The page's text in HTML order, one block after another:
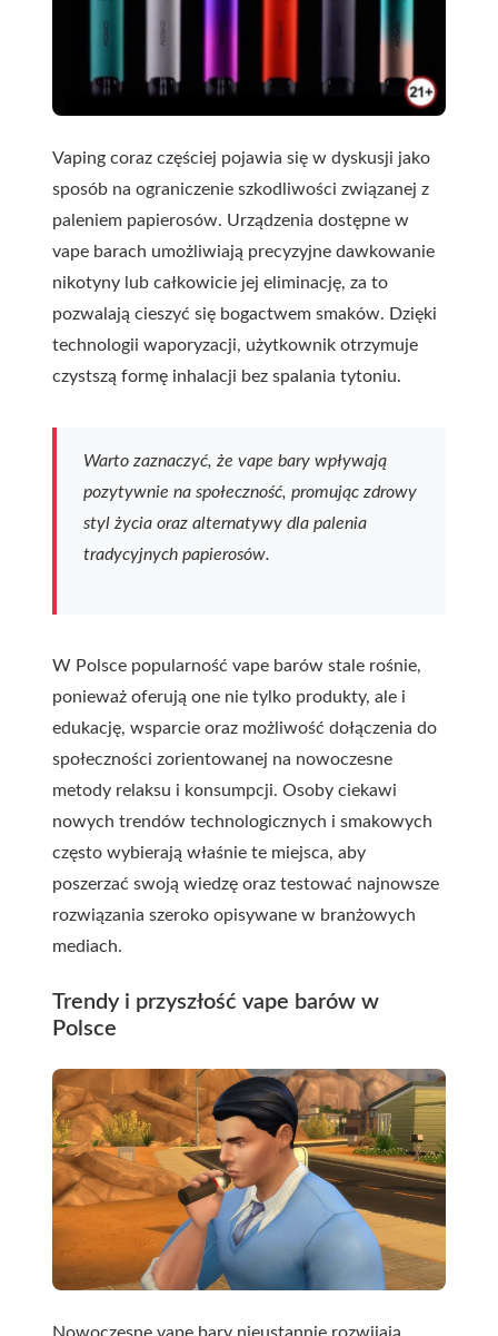
Vaping coraz częściej pojawia się w dyskusji jako
sposób na ograniczenie szkodliwości związanej z
paleniem papierosów. Urządzenia dostępne w
vape barach umożliwiają precyzyjne dawkowanie
nikotyny lub całkowicie jej eliminację, za to
pozwalają cieszyć się bogactwem smaków. Dzięki
technologii waporyzacji, użytkownik otrzymuje
czystszą formę inhalacji bez spalania tytoniu.
Warto zaznaczyć, że vape bary wpływają
pozytywnie na społeczność, promując zdrowy
styl życia oraz alternatywy dla palenia
tradycyjnych papierosów.
W Polsce popularność vape barów stale rośnie,
ponieważ oferują one nie tylko produkty, ale i
edukację, wsparcie oraz możliwość dołączenia do
społeczności zorientowanej na nowoczesne
metody relaksu i konsumpcji. Osoby ciekawi
nowych trendów technologicznych i smakowych
często wybierają właśnie te miejsca, aby
poszerzać swoją wiedzę oraz testować najnowsze
rozwiązania szeroko opisywane w branżowych
mediach.
Trendy i przyszłość vape barów w
Polsce